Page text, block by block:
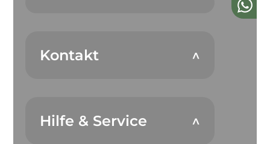
Kontakt
Hilfe & Service